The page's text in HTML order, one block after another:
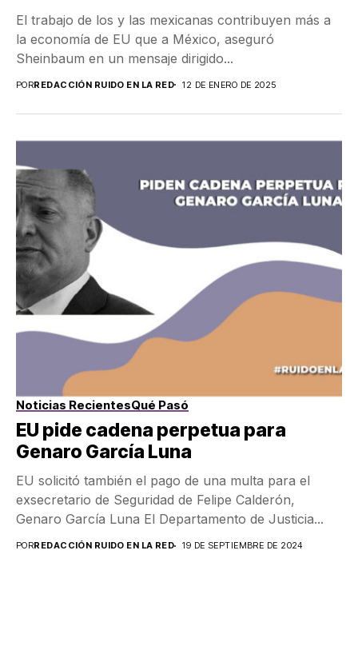
El trabajo de los y las mexicanas contribuyen más a
la economía de EU que a México, aseguró
Sheinbaum en un mensaje dirigido...
PORREDACCIÓN RUIDO EN LA RED 12 DE ENERO DE 2025
Noticias RecientesQué Pasó
EU pide cadena perpetua para
Genaro García Luna
EU solicitó también el pago de una multa para el
exsecretario de Seguridad de Felipe Calderón,
Genaro García Luna El Departamento de Justicia...
PORREDACCIÓN RUIDO EN LA RED 19 DE SEPTIEMBRE DE 2024